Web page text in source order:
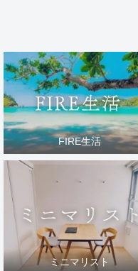
FIRE生活
ミニマリスト